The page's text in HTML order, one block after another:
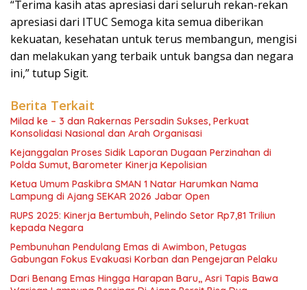
“Terima kasih atas apresiasi dari seluruh rekan-rekan
apresiasi dari ITUC Semoga kita semua diberikan
kekuatan, kesehatan untuk terus membangun, mengisi
dan melakukan yang terbaik untuk bangsa dan negara
ini,” tutup Sigit.
Berita Terkait
Milad ke – 3 dan Rakernas Persadin Sukses, Perkuat
Konsolidasi Nasional dan Arah Organisasi
Kejanggalan Proses Sidik Laporan Dugaan Perzinahan di
Polda Sumut, Barometer Kinerja Kepolisian
Ketua Umum Paskibra SMAN 1 Natar Harumkan Nama
Lampung di Ajang SEKAR 2026 Jabar Open
RUPS 2025: Kinerja Bertumbuh, Pelindo Setor Rp7,81 Triliun
kepada Negara
Pembunuhan Pendulang Emas di Awimbon, Petugas
Gabungan Fokus Evakuasi Korban dan Pengejaran Pelaku
Dari Benang Emas Hingga Harapan Baru,, Asri Tapis Bawa